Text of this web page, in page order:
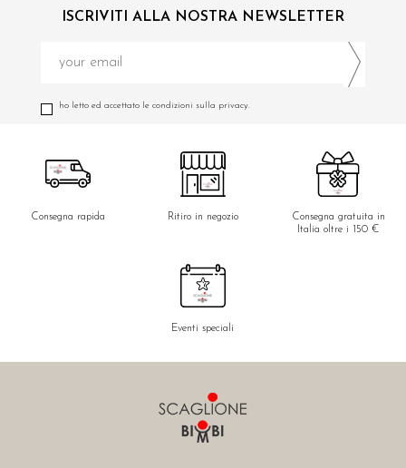
ISCRIVITI ALLA NOSTRA NEWSLETTER
ho letto ed accettato le condizioni sulla privacy.
Consegna rapida Ritiro in negozio
Consegna gratuita in
Italia oltre i 150 €
Eventi speciali